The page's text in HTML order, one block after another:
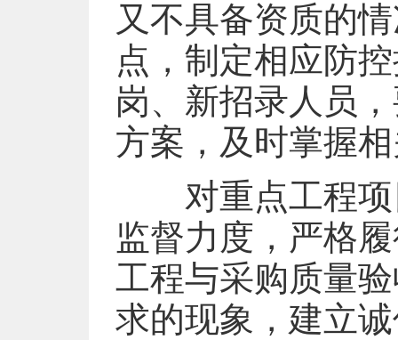
又不具备资质的
点，制定相应防
岗、新招录人员
方案，及时掌握
对重点工程项
监督力度，严格
工程与采购质量
求的现象，建立